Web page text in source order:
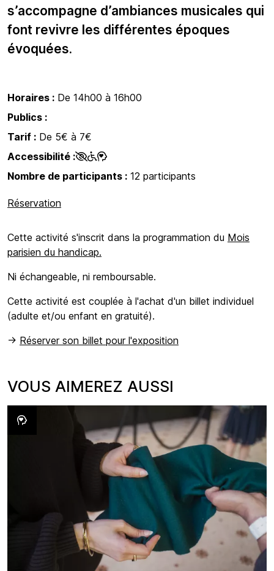
s’accompagne d’ambiances musicales qui
font revivre les différentes époques
évoquées.
Horaires : De 14h00 à 16h00
Publics :
Tarif : De 5€ à 7€
Accessibilité :
Nombre de participants : 12 participants
Réservation
Cette activité s'inscrit dans la programmation du Mois
parisien du handicap.
Ni échangeable, ni remboursable.
Cette activité est couplée à l'achat d'un billet individuel
(adulte et/ou enfant en gratuité).
-> Réserver son billet pour l'exposition
VOUS AIMEREZ AUSSI